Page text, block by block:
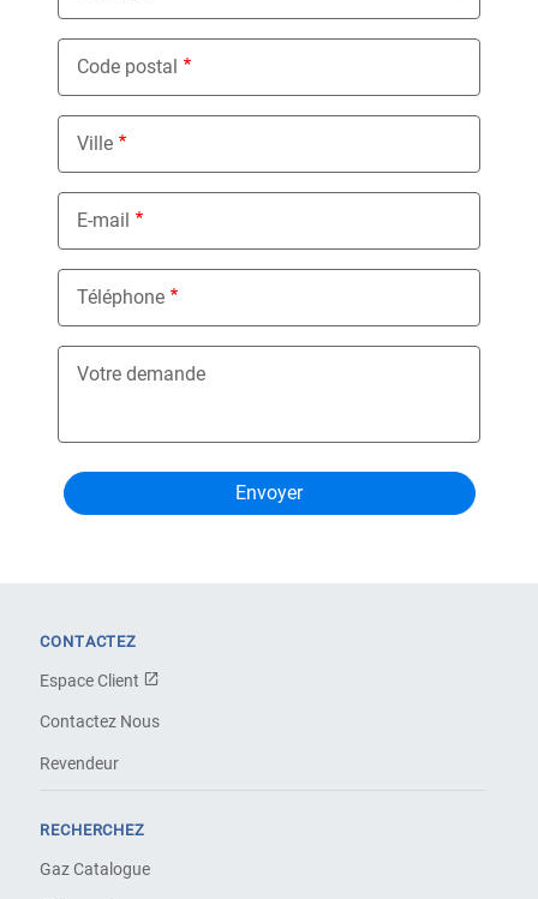
Code postal
Ville
E-mail
Téléphone
Votre demande
CONTACTEZ
Espace Client
Contactez Nous
Revendeur
RECHERCHEZ
Gaz Catalogue